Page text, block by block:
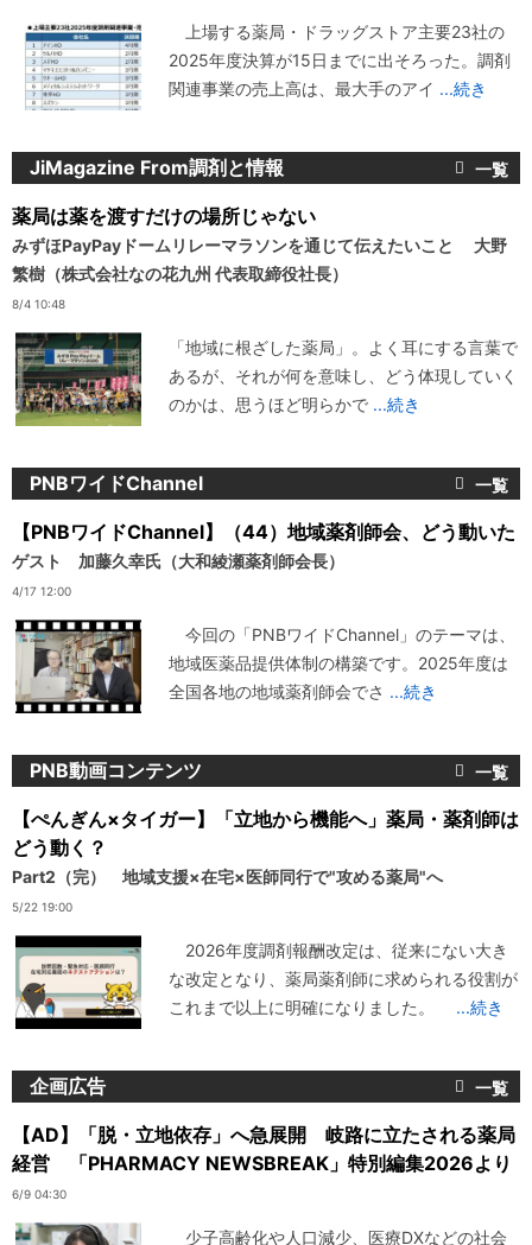
上場する薬局・ドラッグストア主要23社の
2025年度決算が15日までに出そろった。調剤
関連事業の売上高は、最大手のアイ ...続き
JiMagazine From調剤と情報
薬局は薬を渡すだけの場所じゃない
みずほPayPayドームリレーマラソンを通じて伝えたいこと 大野
繁樹（株式会社なの花九州 代表取締役社長）
8/4 10:48
「地域に根ざした薬局」。よく耳にする言葉で
あるが、それが何を意味し、どう体現していく
のかは、思うほど明らかで ...続き
PNBワイドChannel
【PNBワイドChannel】（44）地域薬剤師会、どう動いた
ゲスト 加藤久幸氏（大和綾瀬薬剤師会長）
4/17 12:00
今回の「PNBワイドChannel」のテーマは、
地域医薬品提供体制の構築です。2025年度は
全国各地の地域薬剤師会でさ ...続き
PNB動画コンテンツ
【ぺんぎん×タイガー】「立地から機能へ」薬局・薬剤師は
どう動く？
Part2（完） 地域支援×在宅×医師同行で"攻める薬局"へ
5/22 19:00
2026年度調剤報酬改定は、従来にない大き
な改定となり、薬局薬剤師に求められる役割が
これまで以上に明確になりました。
...続き
企画広告
【AD】「脱・立地依存」へ急展開 岐路に立たされる薬局
経営 「PHARMACY NEWSBREAK」特別編集2026より
6/9 04:30
少子高齢化や人口減少、医療DXなどの社会